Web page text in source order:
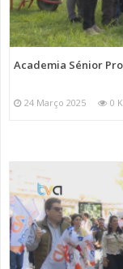
Academia Sénior
24 Março 2025 0 K